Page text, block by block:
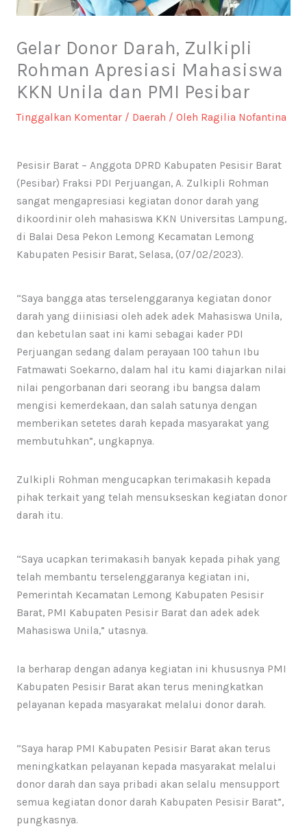
Gelar Donor Darah, Zulkipli
Rohman Apresiasi Mahasiswa
KKN Unila dan PMI Pesibar
Tinggalkan Komentar / Daerah / Oleh Ragilia Nofantina
Pesisir Barat – Anggota DPRD Kabupaten Pesisir Barat
(Pesibar) Fraksi PDI Perjuangan, A. Zulkipli Rohman
sangat mengapresiasi kegiatan donor darah yang
dikoordinir oleh mahasiswa KKN Universitas Lampung,
di Balai Desa Pekon Lemong Kecamatan Lemong
Kabupaten Pesisir Barat, Selasa, (07/02/2023).
“Saya bangga atas terselenggaranya kegiatan donor
darah yang diinisiasi oleh adek adek Mahasiswa Unila,
dan kebetulan saat ini kami sebagai kader PDI
Perjuangan sedang dalam perayaan 100 tahun Ibu
Fatmawati Soekarno, dalam hal itu kami diajarkan nilai
nilai pengorbanan dari seorang ibu bangsa dalam
mengisi kemerdekaan, dan salah satunya dengan
memberikan setetes darah kepada masyarakat yang
membutuhkan”, ungkapnya.
Zulkipli Rohman mengucapkan terimakasih kepada
pihak terkait yang telah mensukseskan kegiatan donor
darah itu.
“Saya ucapkan terimakasih banyak kepada pihak yang
telah membantu terselenggaranya kegiatan ini,
Pemerintah Kecamatan Lemong Kabupaten Pesisir
Barat, PMI Kabupaten Pesisir Barat dan adek adek
Mahasiswa Unila,” utasnya.
Ia berharap dengan adanya kegiatan ini khususnya PMI
Kabupaten Pesisir Barat akan terus meningkatkan
pelayanan kepada masyarakat melalui donor darah.
“Saya harap PMI Kabupaten Pesisir Barat akan terus
meningkatkan pelayanan kepada masyarakat melalui
donor darah dan saya pribadi akan selalu mensupport
semua kegiatan donor darah Kabupaten Pesisir Barat”,
pungkasnya.